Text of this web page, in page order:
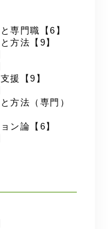
専門職【6】
方法【9】
援【9】
方法（専門）
ン論【6】